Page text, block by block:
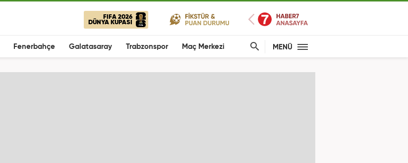
FIFA 2026
DÜNYA KUPASI
Fenerbahçe Galatasaray Trabzonspor Maç Merkezi MENÜ